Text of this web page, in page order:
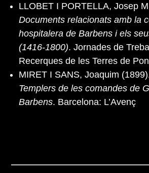
LLOBET I PORTELLA, Josep
Documents relacionats amb la
hospitalera de Barbens i els
(1416-1800). Jornades de
Recerques de les Terres de
MIRET I SANS, Joaquim
Templers de les comandes de
Barbens. Barcelona: L’Avenç